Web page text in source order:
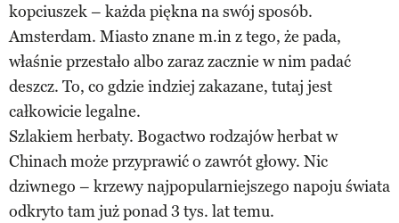
kopciuszek – każda piękna na swój sposób.
Amsterdam. Miasto znane m.in z tego, że pada,
właśnie przestało albo zaraz zacznie w nim padać
deszcz. To, co gdzie indziej zakazane, tutaj jest
całkowicie legalne.
Szlakiem herbaty. Bogactwo rodzajów herbat w
Chinach może przyprawić o zawrót głowy. Nic
dziwnego – krzewy najpopularniejszego napoju świata
odkryto tam już ponad 3 tys. lat temu.